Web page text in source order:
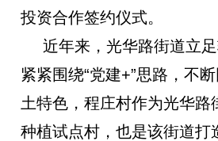
投资合作签约仪式。
近年来，光华路街道立
紧紧围绕“党建+”思路，不
土特色，程庄村作为光华路
种植试点村，也是该街道打